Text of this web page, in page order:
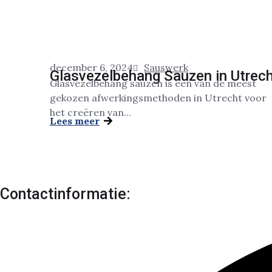
december 6, 2024 Sauswerk
Glasvezelbehang Sauzen in
Glasvezelbehang sauzen is een van de meest
gekozen afwerkingsmethoden in Utrecht voor
het creëren van...
Lees meer
Contactinformatie: